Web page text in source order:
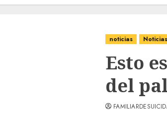
noticias
Esto
del